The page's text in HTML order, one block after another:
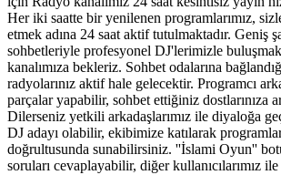
Her iki saatte bir yenilenen programlarımız,
etmek adına 24 saat aktif tutulmaktadır. Geniş
sohbetleriyle profesyonel DJ'lerimizle
kanalımıza bekleriz. Sohbet odalarına
radyolarınız aktif hale gelecektir. Programcı
parçalar yapabilir, sohbet ettiğiniz dostlarınıza
Dilerseniz yetkili arkadaşlarımız ile diyaloğa
DJ adayı olabilir, ekibimize katılarak
doğrultusunda sunabilirsiniz. ''İslami Oyun''
soruları cevaplayabilir, diğer kullanıcılarımız